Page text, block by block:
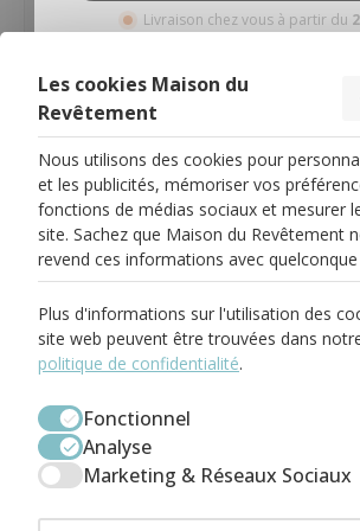
Livraison chez vous à partir du
PARIS 17
58 Rue Pierre Demours
01.82.83.00.71
paris17@maisondurevetement.com
Du Mardi au Samedi
De 10:00 à 12:30
Et de 14:00 à 19:00
58 Avenue Jean Baptiste Clement
boulogne@maisondurevetement.com
Et de 14:00 à 19:00
Les cookies Maison du
Revêtement
Nous utilisons des cookies pour
et les publicités, mémoriser vos
fonctions de médias sociaux et mesurer
site. Sachez que Maison du Revêtement
revend ces informations avec
Plus d'informations sur l'utilisation des
site web peuvent être trouvées dans
politique de confidentialité.
Fonctionnel
Analyse
Marketing & Réseaux Sociaux
Non, merci